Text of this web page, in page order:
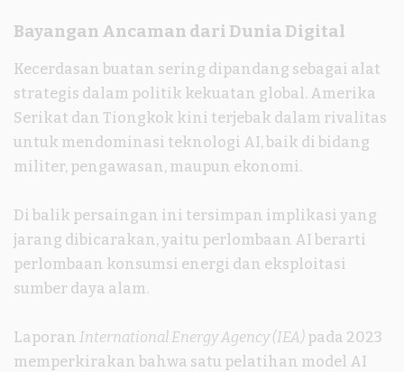
Bayangan Ancaman dari Dunia Digital
Kecerdasan buatan sering dipandang sebagai alat
strategis dalam politik kekuatan global. Amerika
Serikat dan Tiongkok kini terjebak dalam rivalitas
untuk mendominasi teknologi AI, baik di bidang
militer, pengawasan, maupun ekonomi.
Di balik persaingan ini tersimpan implikasi yang
jarang dibicarakan, yaitu perlombaan AI berarti
perlombaan konsumsi energi dan eksploitasi
sumber daya alam.
Laporan International Energy Agency (IEA) pada 2023
memperkirakan bahwa satu pelatihan model AI